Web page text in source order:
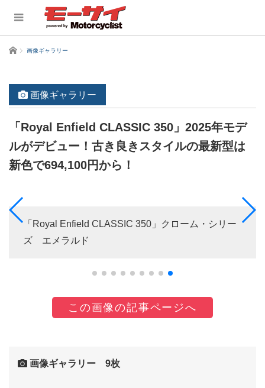
ホーム 画像ギャラリー
画像ギャラリー
「Royal Enfield CLASSIC 350」2025年モデ
ルがデビュー！古き良きスタイルの最新型は
新色で694,100円から！
「Royal Enfield CLASSIC 350」クローム・シリー
ズ エメラルド
この画像の記事ページへ
画像ギャラリー 9枚